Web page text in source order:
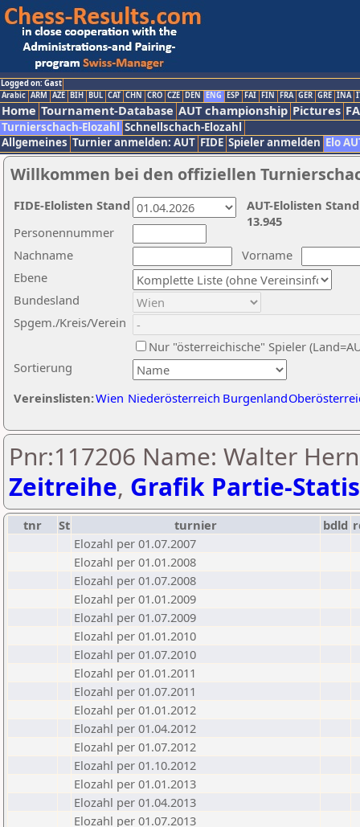
Logged on: Gast
Arabic ARM AZE BIH BUL CAT CHN CRO CZE DEN ENG ESP FAI FIN FRA GER GRE INA
Home Tournament-Database AUT championship Pictures
Turnierschach-Elozahl Schnellschach-Elozahl
Allgemeines Turnier anmelden: AUT FIDE Spieler anmelden Elo
Willkommen bei den offiziellen
Nachname
Vorname
Ebene
Sortierung
Personennummer
Bundesland
Spgem./Kreis/Verein
Nur "österreichische" Spieler
Vereinslisten:Wien Niederösterreich Burgenland
AUT-Elolisten
13.945
FIDE-Elolisten Stand
Pnr:117206 Name: Walter
Zeitreihe, Grafik Partie-
tnr St turnier bdld
Elozahl per 01.07.2007
Elozahl per 01.01.2008
Elozahl per 01.07.2008
Elozahl per 01.01.2009
Elozahl per 01.07.2009
Elozahl per 01.01.2010
Elozahl per 01.07.2010
Elozahl per 01.01.2011
Elozahl per 01.07.2011
Elozahl per 01.01.2012
Elozahl per 01.04.2012
Elozahl per 01.07.2012
Elozahl per 01.10.2012
Elozahl per 01.01.2013
Elozahl per 01.04.2013
Elozahl per 01.07.2013